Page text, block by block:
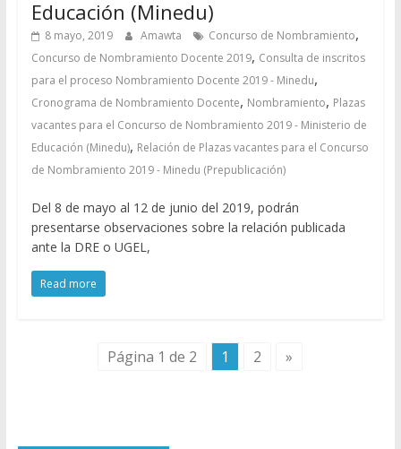
Educación (Minedu)
8 mayo, 2019 Amawta Concurso de Nombramiento,
Concurso de Nombramiento Docente 2019, Consulta de inscritos
para el proceso Nombramiento Docente 2019 - Minedu,
Cronograma de Nombramiento Docente, Nombramiento, Plazas
vacantes para el Concurso de Nombramiento 2019 - Ministerio de
Educación (Minedu), Relación de Plazas vacantes para el Concurso
de Nombramiento 2019 - Minedu (Prepublicación)
Del 8 de mayo al 12 de junio del 2019, podrán
presentarse observaciones sobre la relación publicada
ante la DRE o UGEL,
Read more
Página 1 de 2 1 2 »